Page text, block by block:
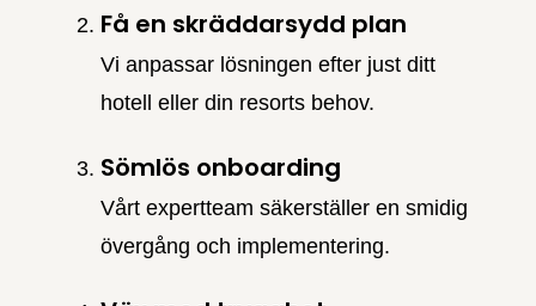
Få en skräddarsydd plan
Vi anpassar lösningen efter just ditt
hotell eller din resorts behov.
Sömlös onboarding
Vårt expertteam säkerställer en smidig
övergång och implementering.